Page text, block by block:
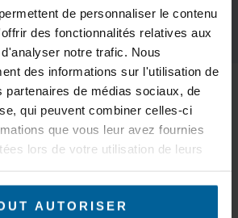
de personnaliser le contenu
des fonctionnalités relatives aux
notre trafic. Nous
des informations sur l'utilisation de
partenaires de médias sociaux, de
qui peuvent combiner celles-ci
que vous leur avez fournies
lors de votre utilisation de leurs
AUTORISER
MARCHÉS
Trains & Métros
Tramways & Bus
AMR & robots logistiques
portiques et grues
Mines & Carrières
et Sécurité de sites industriels